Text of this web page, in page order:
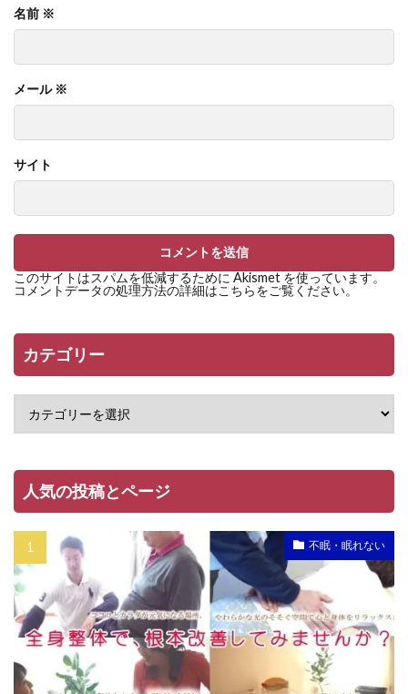
名前 ※
メール ※
サイト
このサイトはスパムを低減するために Akismet を使っています。
コメントデータの処理方法の詳細はこちらをご覧ください。
カテゴリー
人気の投稿とページ
不眠・眠れない